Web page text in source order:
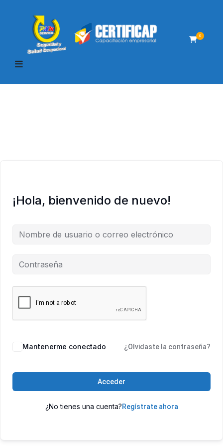
0
¡Hola, bienvenido de nuevo!
Mantenerme conectado ¿Olvidaste la contraseña?
Acceder
¿No tienes una cuenta?Regístrate ahora